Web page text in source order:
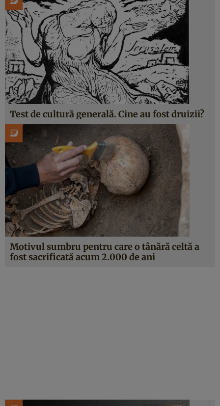
Test de cultură generală. Cine au fost druizii?
Motivul sumbru pentru care o tânără celtă a
fost sacrificată acum 2.000 de ani